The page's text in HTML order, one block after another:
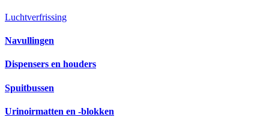
Luchtverfrissing
Navullingen
Dispensers en houders
Spuitbussen
Urinoirmatten en -blokken